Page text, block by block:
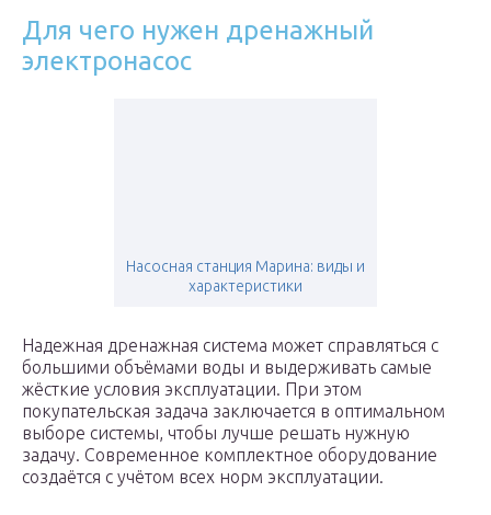
Для чего нужен дренажный
электронасос
Насосная станция Марина: виды и
характеристики
Надежная дренажная система может справляться с
большими объёмами воды и выдерживать самые
жёсткие условия эксплуатации. При этом
покупательская задача заключается в оптимальном
выборе системы, чтобы лучше решать нужную
задачу. Современное комплектное оборудование
создаётся с учётом всех норм эксплуатации.